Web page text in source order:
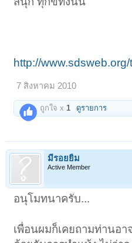
http://
7 สิงหาคม 2010
ถูกใจ x 1 ดูรายการ
มีรอยยิ้ม
Active Member
อนุโมทนาครับ...
เพื่อนผมก็เคยถามท่านอ